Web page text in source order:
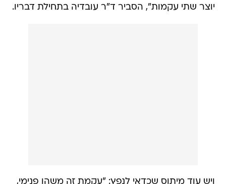
יוצר שתי עקמות", הסביר ד"ר עובדיה בתחילת דבריו.
ויש עוד מיתוס שכדאי לנפץ: "עקמת זה משהו פנימי,